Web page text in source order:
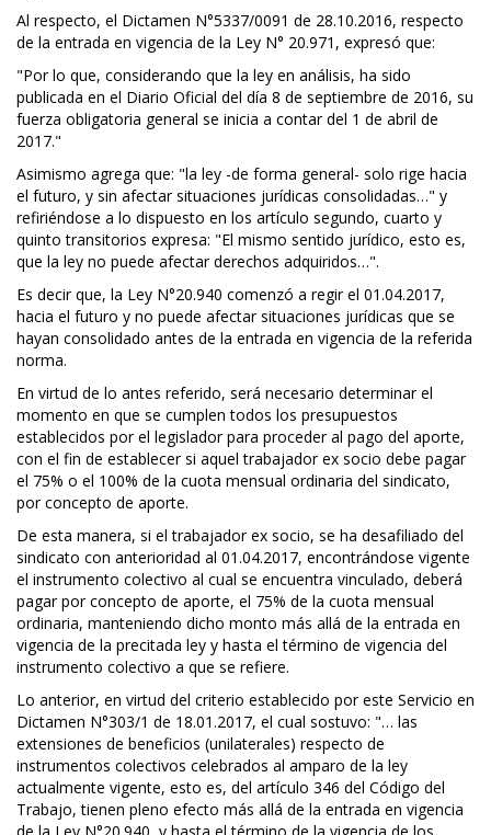
Al respecto, el Dictamen N°5337/0091 de 28.10.2016, respecto
de la entrada en vigencia de la Ley N° 20.971, expresó que:
"Por lo que, considerando que la ley en análisis, ha sido
publicada en el Diario Oficial del día 8 de septiembre de 2016, su
fuerza obligatoria general se inicia a contar del 1 de abril de
2017."
Asimismo agrega que: "la ley -de forma general- solo rige hacia
el futuro, y sin afectar situaciones jurídicas consolidadas…" y
refiriéndose a lo dispuesto en los artículo segundo, cuarto y
quinto transitorios expresa: "El mismo sentido jurídico, esto es,
que la ley no puede afectar derechos adquiridos…".
Es decir que, la Ley N°20.940 comenzó a regir el 01.04.2017,
hacia el futuro y no puede afectar situaciones jurídicas que se
hayan consolidado antes de la entrada en vigencia de la referida
norma.
En virtud de lo antes referido, será necesario determinar el
momento en que se cumplen todos los presupuestos
establecidos por el legislador para proceder al pago del aporte,
con el fin de establecer si aquel trabajador ex socio debe pagar
el 75% o el 100% de la cuota mensual ordinaria del sindicato,
por concepto de aporte.
De esta manera, si el trabajador ex socio, se ha desafiliado del
sindicato con anterioridad al 01.04.2017, encontrándose vigente
el instrumento colectivo al cual se encuentra vinculado, deberá
pagar por concepto de aporte, el 75% de la cuota mensual
ordinaria, manteniendo dicho monto más allá de la entrada en
vigencia de la precitada ley y hasta el término de vigencia del
instrumento colectivo a que se refiere.
Lo anterior, en virtud del criterio establecido por este Servicio en
Dictamen N°303/1 de 18.01.2017, el cual sostuvo: "… las
extensiones de beneficios (unilaterales) respecto de
instrumentos colectivos celebrados al amparo de la ley
actualmente vigente, esto es, del artículo 346 del Código del
Trabajo, tienen pleno efecto más allá de la entrada en vigencia